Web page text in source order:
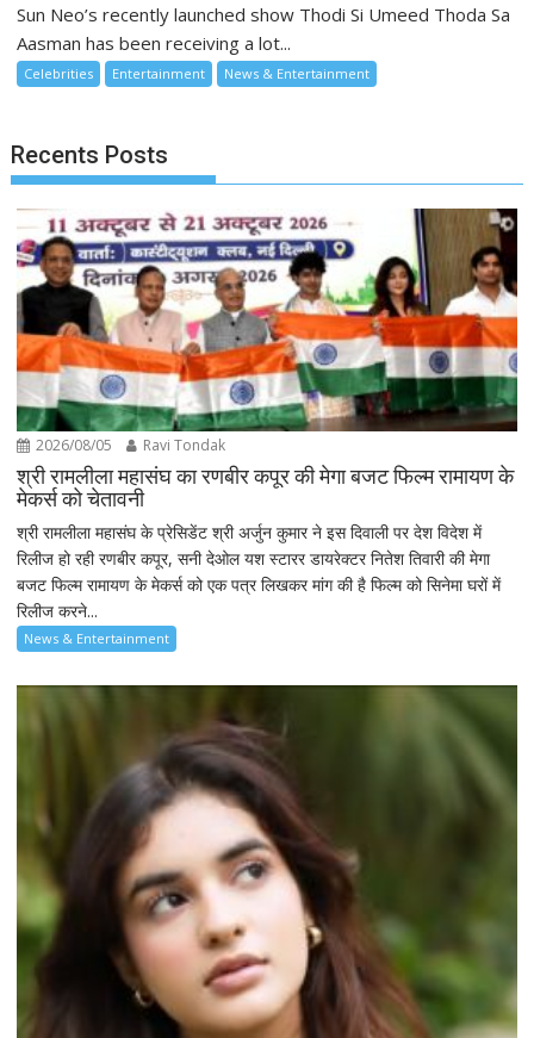
Sun Neo’s recently launched show Thodi Si Umeed Thoda Sa
Aasman has been receiving a lot...
Celebrities Entertainment News & Entertainment
Recents Posts
2026/08/05 Ravi Tondak
श्री रामलीला महासंघ का रणबीर कपूर की मेगा बजट फिल्म रामायण के
मेकर्स को चेतावनी
श्री रामलीला महासंघ के प्रेसिडेंट श्री अर्जुन कुमार ने इस दिवाली पर देश विदेश में
रिलीज हो रही रणबीर कपूर, सनी देओल यश स्टारर डायरेक्टर नितेश तिवारी की मेगा
बजट फिल्म रामायण के मेकर्स को एक पत्र लिखकर मांग की है फिल्म को सिनेमा घरों में
रिलीज करने...
News & Entertainment